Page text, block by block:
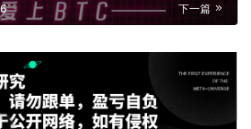
下一篇